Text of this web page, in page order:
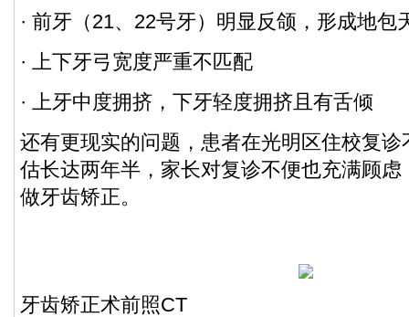
· 前牙（21、22号牙）明显反颌，形成地包
· 上下牙弓宽度严重不匹配
· 上牙中度拥挤，下牙轻度拥挤且有舌倾
还有更现实的问题，患者在光明区住校复
估长达两年半，家长对复诊不便也充满顾
做牙齿矫正。
牙齿矫正术前照CT